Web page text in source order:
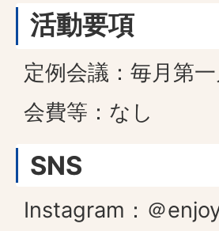
活動要項
定例会議：毎月第
会費等：なし
SNS
Instagram：＠